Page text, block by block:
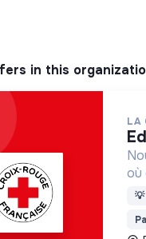
in this
LA
où
💡